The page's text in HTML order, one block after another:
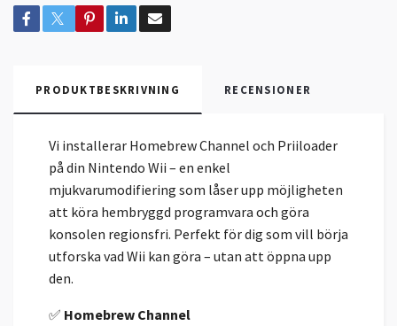
PRODUKTBESKRIVNING RECENSIONER
Vi installerar Homebrew Channel och Priiloader
på din Nintendo Wii – en enkel
mjukvarumodifiering som låser upp möjligheten
att köra hembryggd programvara och göra
konsolen regionsfri. Perfekt för dig som vill börja
utforska vad Wii kan göra – utan att öppna upp
den.
✅ Homebrew Channel